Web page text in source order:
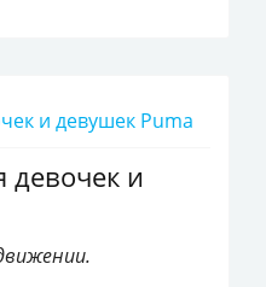
девочек и